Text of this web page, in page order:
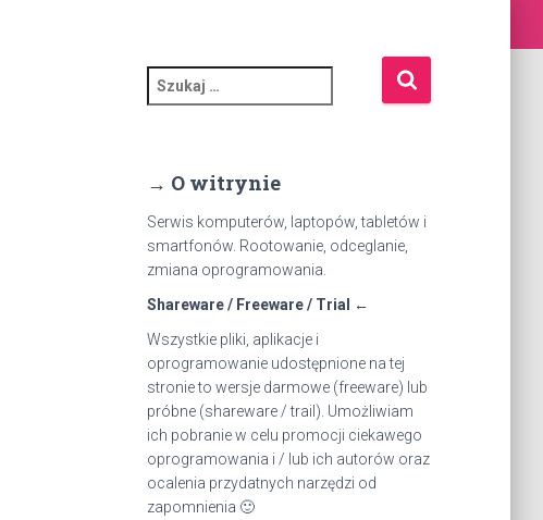
z
:
→ O witrynie
Serwis komputerów, laptopów, tabletów i
smartfonów. Rootowanie, odceglanie,
zmiana oprogramowania.
Shareware / Freeware / Trial ←
Wszystkie pliki, aplikacje i
oprogramowanie udostępnione na tej
stronie to wersje darmowe (freeware) lub
próbne (shareware / trail). Umożliwiam
ich pobranie w celu promocji ciekawego
oprogramowania i / lub ich autorów oraz
ocalenia przydatnych narzędzi od
zapomnienia 🙂